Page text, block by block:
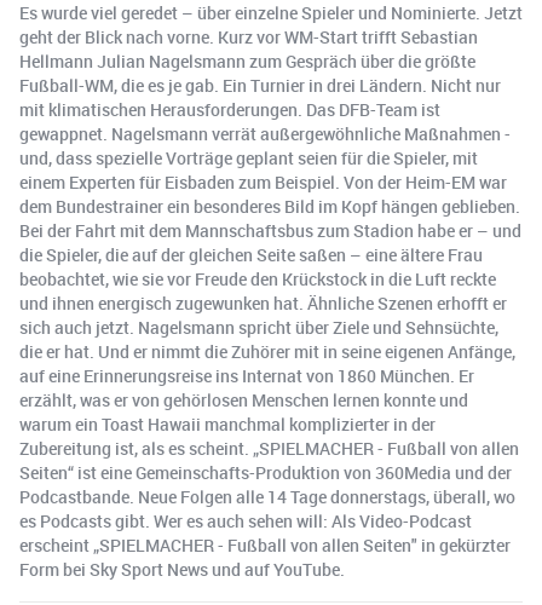
Es wurde viel geredet – über einzelne Spieler und Nominierte. Jetzt
geht der Blick nach vorne. Kurz vor WM-Start trifft Sebastian
Hellmann Julian Nagelsmann zum Gespräch über die größte
Fußball-WM, die es je gab. Ein Turnier in drei Ländern. Nicht nur
mit klimatischen Herausforderungen. Das DFB-Team ist
gewappnet. Nagelsmann verrät außergewöhnliche Maßnahmen -
und, dass spezielle Vorträge geplant seien für die Spieler, mit
einem Experten für Eisbaden zum Beispiel. Von der Heim-EM war
dem Bundestrainer ein besonderes Bild im Kopf hängen geblieben.
Bei der Fahrt mit dem Mannschaftsbus zum Stadion habe er – und
die Spieler, die auf der gleichen Seite saßen – eine ältere Frau
beobachtet, wie sie vor Freude den Krückstock in die Luft reckte
und ihnen energisch zugewunken hat. Ähnliche Szenen erhofft er
sich auch jetzt. Nagelsmann spricht über Ziele und Sehnsüchte,
die er hat. Und er nimmt die Zuhörer mit in seine eigenen Anfänge,
auf eine Erinnerungsreise ins Internat von 1860 München. Er
erzählt, was er von gehörlosen Menschen lernen konnte und
warum ein Toast Hawaii manchmal komplizierter in der
Zubereitung ist, als es scheint. „SPIELMACHER - Fußball von allen
Seiten“ ist eine Gemeinschafts-Produktion von 360Media und der
Podcastbande. Neue Folgen alle 14 Tage donnerstags, überall, wo
es Podcasts gibt. Wer es auch sehen will: Als Video-Podcast
erscheint „SPIELMACHER - Fußball von allen Seiten" in gekürzter
Form bei Sky Sport News und auf YouTube.